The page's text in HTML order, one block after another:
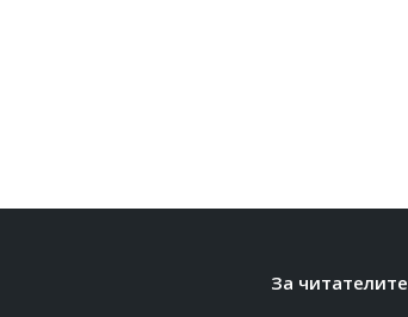
За читателите